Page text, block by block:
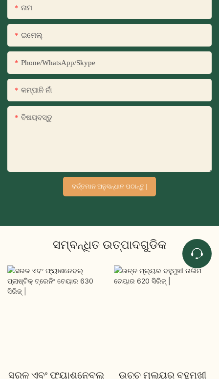
ନାମ
ଇମେଲ୍
Phone/WhatsApp/Skype
କମ୍ପାନି ନାଁ
ବିଷୟବସ୍ତୁ
ବର୍ତ୍ତମାନ ଅନୁସନ୍ଧାନ ପଠାନ୍ତୁ |
ସମ୍ବନ୍ଧିତ ଉତ୍ପାଦଗୁଡିକ
ସରଳ ଏବଂ ଫ୍ୟାଶନେବଲ୍ ଉଚ୍ଚ ମୂଲ୍ୟର ବହୁମୁଖୀ